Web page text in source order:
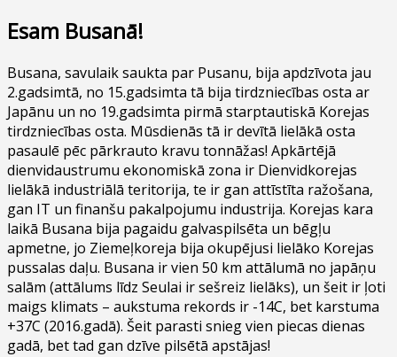
Esam Busanā!
Busana, savulaik saukta par Pusanu, bija apdzīvota jau
2.gadsimtā, no 15.gadsimta tā bija tirdzniecības osta ar
Japānu un no 19.gadsimta pirmā starptautiskā Korejas
tirdzniecības osta. Mūsdienās tā ir devītā lielākā osta
pasaulē pēc pārkrauto kravu tonnāžas! Apkārtējā
dienvidaustrumu ekonomiskā zona ir Dienvidkorejas
lielākā industriālā teritorija, te ir gan attīstīta ražošana,
gan IT un finanšu pakalpojumu industrija. Korejas kara
laikā Busana bija pagaidu galvaspilsēta un bēgļu
apmetne, jo Ziemeļkoreja bija okupējusi lielāko Korejas
pussalas daļu. Busana ir vien 50 km attālumā no japāņu
salām (attālums līdz Seulai ir sešreiz lielāks), un šeit ir ļoti
maigs klimats – aukstuma rekords ir -14C, bet karstuma
+37C (2016.gadā). Šeit parasti snieg vien piecas dienas
gadā, bet tad gan dzīve pilsētā apstājas!